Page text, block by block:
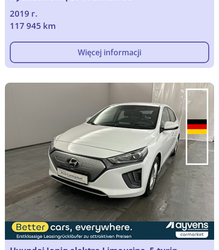
2019 г.
117 945 km
Więcej informacji